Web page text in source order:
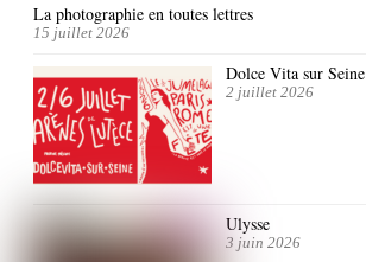
La photographie en toutes lettres
15 juillet 2026
Dolce Vita sur Seine
2 juillet 2026
Ulysse
3 juin 2026